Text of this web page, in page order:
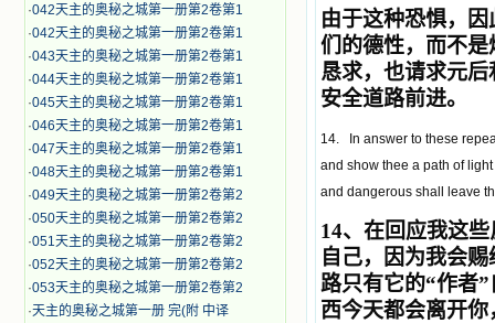
·042天主的奥秘之城第一册第2卷第1
·042天主的奥秘之城第一册第2卷第1
·043天主的奥秘之城第一册第2卷第1
·044天主的奥秘之城第一册第2卷第1
·045天主的奥秘之城第一册第2卷第1
·046天主的奥秘之城第一册第2卷第1
·047天主的奥秘之城第一册第2卷第1
·048天主的奥秘之城第一册第2卷第1
·049天主的奥秘之城第一册第2卷第2
·050天主的奥秘之城第一册第2卷第2
·051天主的奥秘之城第一册第2卷第2
·052天主的奥秘之城第一册第2卷第2
·053天主的奥秘之城第一册第2卷第2
·天主的奥秘之城第一册 完(附 中译
由于这种恐惧，
们的德性，而不
恳求，也请求元
安全道路前进。
14. In answer to these
and show thee a path of
and dangerous shall leave
14、在回应我这
自己，因为我会
路只有它的“作者”
西今天都会离开你